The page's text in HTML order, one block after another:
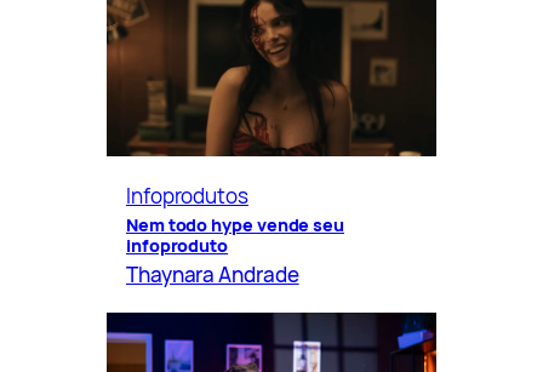
Infoprodutos
Nem todo hype vende seu
infoproduto
Thaynara Andrade